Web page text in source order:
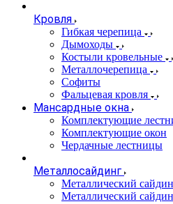
Кровля
Гибкая черепица
Дымоходы
Костыли кровельные
Металлочерепица
Софиты
Фальцевая кровля
Мансардные окна
Комплектующие
Комплектующие окон
Чердачные лестницы
Металлосайдинг
Металлический
Металлический